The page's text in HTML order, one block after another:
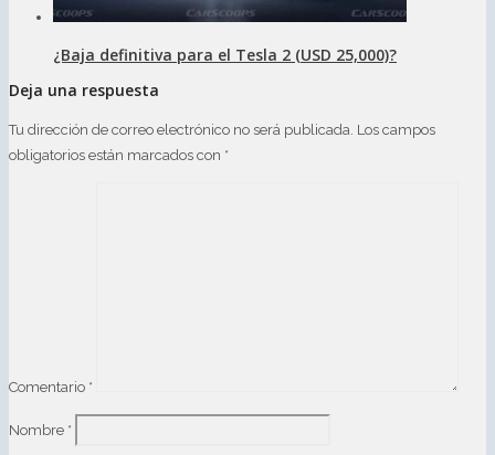
¿Baja definitiva para el Tesla 2 (USD 25,000)?
Deja una respuesta
Tu dirección de correo electrónico no será publicada. Los campos
obligatorios están marcados con *
Comentario *
Nombre *